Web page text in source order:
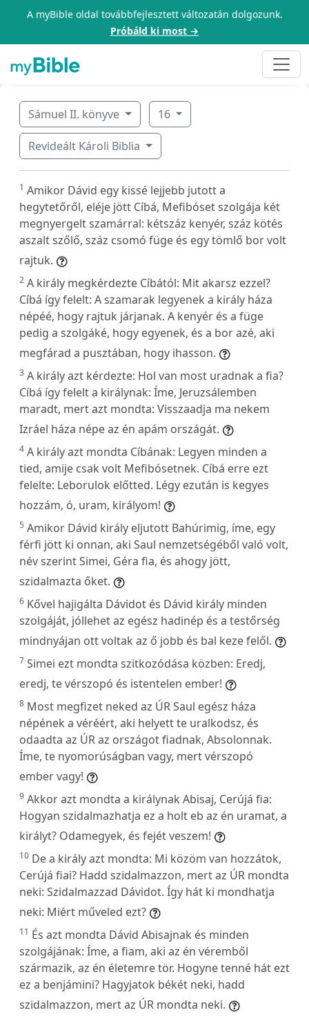
A myBible oldal továbbfejlesztett változatán dolgozunk.
Próbáld ki most →
Sámuel II. könyve 16
Revideált Károli Biblia
1 Amikor Dávid egy kissé lejjebb jutott a
hegytetőről, eléje jött Cíbá, Mefibóset szolgája két
megnyergelt szamárral: kétszáz kenyér, száz kötés
aszalt szőlő, száz csomó füge és egy tömlő bor volt
rajtuk.
2 A király megkérdezte Cíbától: Mit akarsz ezzel?
Cíbá így felelt: A szamarak legyenek a király háza
népéé, hogy rajtuk járjanak. A kenyér és a füge
pedig a szolgáké, hogy egyenek, és a bor azé, aki
megfárad a pusztában, hogy ihasson.
3 A király azt kérdezte: Hol van most uradnak a fia?
Cíbá így felelt a királynak: Íme, Jeruzsálemben
maradt, mert azt mondta: Visszaadja ma nekem
Izráel háza népe az én apám országát.
4 A király azt mondta Cíbának: Legyen minden a
tied, amije csak volt Mefibósetnek. Cíbá erre ezt
felelte: Leborulok előtted. Légy ezután is kegyes
hozzám, ó, uram, királyom!
5 Amikor Dávid király eljutott Bahúrimig, íme, egy
férfi jött ki onnan, aki Saul nemzetségéből való volt,
név szerint Simei, Géra fia, és ahogy jött,
szidalmazta őket.
6 Kővel hajigálta Dávidot és Dávid király minden
szolgáját, jóllehet az egész hadinép és a testőrség
mindnyájan ott voltak az ő jobb és bal keze felől.
7 Simei ezt mondta szitkozódása közben: Eredj,
eredj, te vérszopó és istentelen ember!
8 Most megfizet neked az ÚR Saul egész háza
népének a véréért, aki helyett te uralkodsz, és
odaadta az ÚR az országot fiadnak, Absolonnak.
Íme, te nyomorúságban vagy, mert vérszopó
ember vagy!
9 Akkor azt mondta a királynak Abisaj, Cerújá fia:
Hogyan szidalmazhatja ez a holt eb az én uramat, a
királyt? Odamegyek, és fejét veszem!
10 De a király azt mondta: Mi közöm van hozzátok,
Cerújá fiai? Hadd szidalmazzon, mert az ÚR mondta
neki: Szidalmazzad Dávidot. Így hát ki mondhatja
neki: Miért műveled ezt?
11 És azt mondta Dávid Abisajnak és minden
szolgájának: Íme, a fiam, aki az én véremből
származik, az én életemre tör. Hogyne tenné hát ezt
ez a benjámini? Hagyjatok békét neki, hadd
szidalmazzon, mert az ÚR mondta neki.